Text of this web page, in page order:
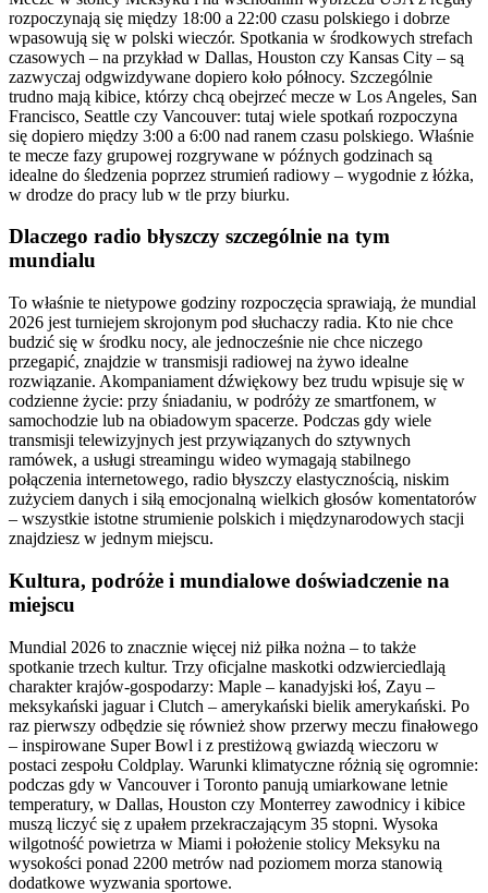
rozpoczynają się między 18:00 a 22:00 czasu polskiego i dobrze
wpasowują się w polski wieczór. Spotkania w środkowych strefach
czasowych – na przykład w Dallas, Houston czy Kansas City – są
zazwyczaj odgwizdywane dopiero koło północy. Szczególnie
trudno mają kibice, którzy chcą obejrzeć mecze w Los Angeles, San
Francisco, Seattle czy Vancouver: tutaj wiele spotkań rozpoczyna
się dopiero między 3:00 a 6:00 nad ranem czasu polskiego. Właśnie
te mecze fazy grupowej rozgrywane w późnych godzinach są
idealne do śledzenia poprzez strumień radiowy – wygodnie z łóżka,
w drodze do pracy lub w tle przy biurku.
Dlaczego radio błyszczy szczególnie na tym
mundialu
To właśnie te nietypowe godziny rozpoczęcia sprawiają, że mundial
2026 jest turniejem skrojonym pod słuchaczy radia. Kto nie chce
budzić się w środku nocy, ale jednocześnie nie chce niczego
przegapić, znajdzie w transmisji radiowej na żywo idealne
rozwiązanie. Akompaniament dźwiękowy bez trudu wpisuje się w
codzienne życie: przy śniadaniu, w podróży ze smartfonem, w
samochodzie lub na obiadowym spacerze. Podczas gdy wiele
transmisji telewizyjnych jest przywiązanych do sztywnych
ramówek, a usługi streamingu wideo wymagają stabilnego
połączenia internetowego, radio błyszczy elastycznością, niskim
zużyciem danych i siłą emocjonalną wielkich głosów komentatorów
– wszystkie istotne strumienie polskich i międzynarodowych stacji
znajdziesz w jednym miejscu.
Kultura, podróże i mundialowe doświadczenie na
miejscu
Mundial 2026 to znacznie więcej niż piłka nożna – to także
spotkanie trzech kultur. Trzy oficjalne maskotki odzwierciedlają
charakter krajów-gospodarzy: Maple – kanadyjski łoś, Zayu –
meksykański jaguar i Clutch – amerykański bielik amerykański. Po
raz pierwszy odbędzie się również show przerwy meczu finałowego
– inspirowane Super Bowl i z prestiżową gwiazdą wieczoru w
postaci zespołu Coldplay. Warunki klimatyczne różnią się ogromnie:
podczas gdy w Vancouver i Toronto panują umiarkowane letnie
temperatury, w Dallas, Houston czy Monterrey zawodnicy i kibice
muszą liczyć się z upałem przekraczającym 35 stopni. Wysoka
wilgotność powietrza w Miami i położenie stolicy Meksyku na
wysokości ponad 2200 metrów nad poziomem morza stanowią
dodatkowe wyzwania sportowe.